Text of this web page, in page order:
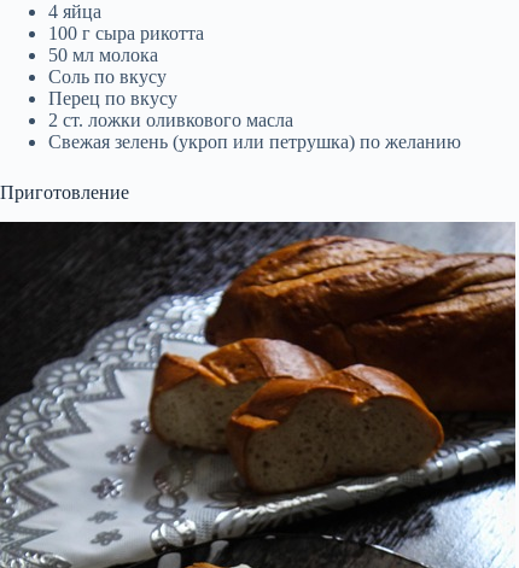
4 яйца
100 г сыра рикотта
50 мл молока
Соль по вкусу
Перец по вкусу
2 ст. ложки оливкового масла
Свежая зелень (укроп или петрушка) по желанию
Приготовление